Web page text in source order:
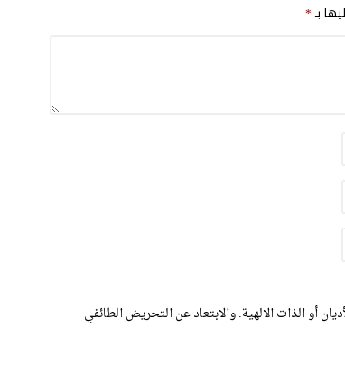
بـ*
أو الذات الالهية. والابتعاد عن التحريض الطائفي